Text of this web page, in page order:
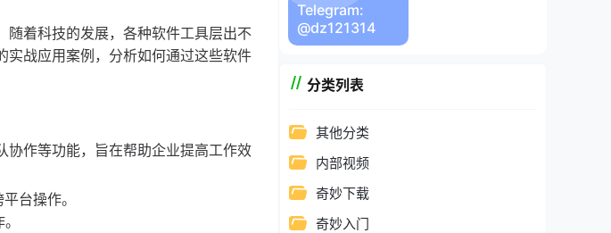
着科技的发展，各种软件工具层出不
实战应用案例，分析如何通过这些软件
协作等功能，旨在帮助企业提高工作效
台操作。
Telegram:
@dz121314
分类列表
其他分类
内部视频
奇妙下载
奇妙入门